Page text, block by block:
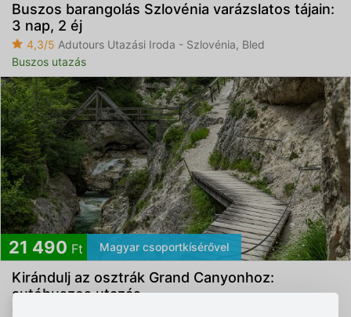
Buszos barangolás Szlovénia varázslatos tájain:
3 nap, 2 éj
4,3/5 Adutours Utazási Iroda - Szlovénia, Bled
Buszos utazás
21 490 Ft Magyar csoportkísérővel
Kirándulj az osztrák Grand Canyonhoz:
autóbuszos utazás